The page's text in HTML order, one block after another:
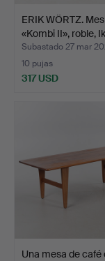
ERIK WÖRTZ.
«Kombi II», roble,
Subastado 27 mar
10 pujas
317 USD
Una mesa de café